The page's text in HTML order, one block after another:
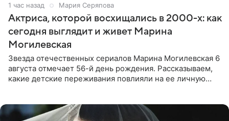
1 час назад Мария Серяпова
Актриса, которой восхищались в 2000-х: как
сегодня выглядит и живет Марина
Могилевская
Звезда отечественных сериалов Марина Могилевская 6
августа отмечает 56-й день рождения. Рассказываем,
какие детские переживания повлияли на ее личную